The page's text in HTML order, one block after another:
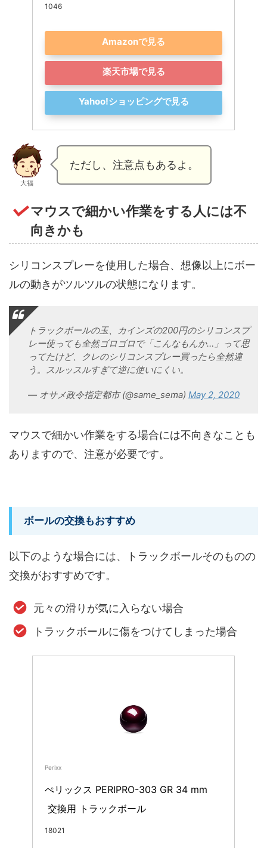
1046
Amazonで見る
楽天市場で見る
Yahoo!ショッピングで見る
大福
ただし、注意点もあるよ。
マウスで細かい作業をする人には不
向きかも
シリコンスプレーを使用した場合、想像以上にボー
ルの動きがツルツルの状態になります。
トラックボールの玉、カインズの200円のシリコンスプ
レー使っても全然ゴロゴロで「こんなもんか…」って思
ってたけど、クレのシリコンスプレー買ったら全然違
う。スルッスルすぎて逆に使いにくい。
— オサメ政令指定都市 (@same_sema) May 2, 2020
マウスで細かい作業をする場合には不向きなことも
ありますので、注意が必要です。
ボールの交換もおすすめ
以下のような場合には、トラックボールそのものの
交換がおすすめです。
元々の滑りが気に入らない場合
トラックボールに傷をつけてしまった場合
Perixx
ぺリックス PERIPRO-303 GR 34 mm
交換用 トラックボール
18021